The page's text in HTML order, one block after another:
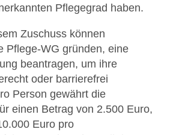
Pflegegrad haben.
Zuschuss können
Pflege-WG gründen, eine
beantragen, um ihre
oder barrierefrei
Person gewährt die
einen Betrag von 2.500 Euro,
Euro pro